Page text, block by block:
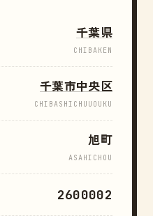
千葉県
CHIBAKEN
千葉市中央区
CHIBASHICHUUOUKU
旭町
ASAHICHOU
2600002